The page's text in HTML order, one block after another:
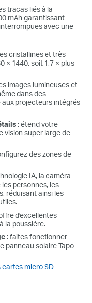
tracas liés à la
mAh garantissant
avec une
cristallines et très
× 1440, soit 1,7 × plus
images lumineuses et
dans des
projecteurs intégrés
:étend votre
vision super large de
des zones de
IA, la caméra
personnes, les
réduisant ainsi les
d'excellentes
la poussière.
:faites fonctionner
panneau solaire Tapo
cartes micro SD